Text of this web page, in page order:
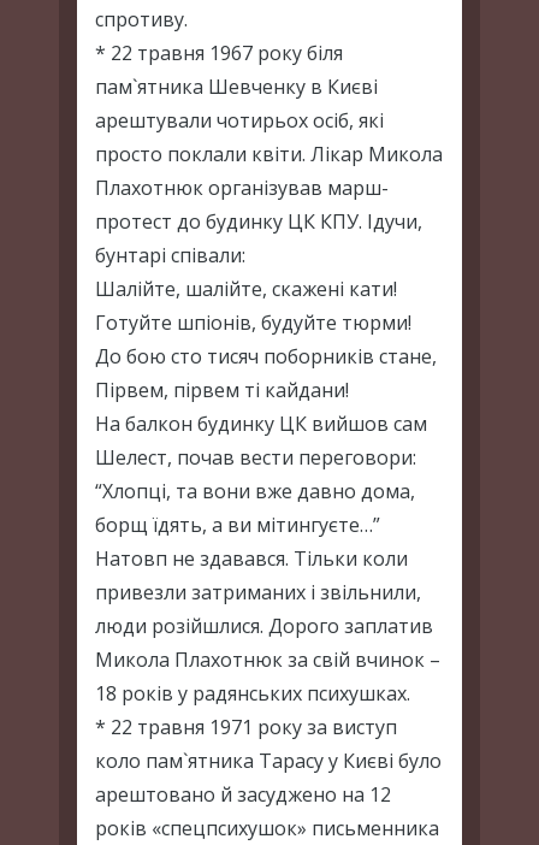
спротиву.
* 22 травня 1967 року біля
пам`ятника Шевченку в Києві
арештували чотирьох осіб, які
просто поклали квіти. Лікар Микола
Плахотнюк організував марш-
протест до будинку ЦК КПУ. Ідучи,
бунтарі співали:
Шалійте, шалійте, скажені кати!
Готуйте шпіонів, будуйте тюрми!
До бою сто тисяч поборників стане,
Пірвем, пірвем ті кайдани!
На балкон будинку ЦК вийшов сам
Шелест, почав вести переговори:
“Хлопці, та вони вже давно дома,
борщ їдять, а ви мітингуєте…”
Натовп не здавався. Тільки коли
привезли затриманих і звільнили,
люди розійшлися. Дорого заплатив
Микола Плахотнюк за свій вчинок –
18 років у радянських психушках.
* 22 травня 1971 року за виступ
коло пам`ятника Тарасу у Києві було
арештовано й засуджено на 12
років «спецпсихушок» письменника